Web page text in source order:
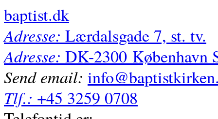
baptist.dk
Adresse: Lærdalsgade 7, st. tv.
Adresse: DK-2300 København
Send email:
Tlf.: +45 3259 0708